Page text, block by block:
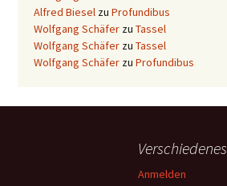
Alfred Biesel zu Profundibus
Wolfgang Schäfer zu Tassel
Wolfgang Schäfer zu Tassel
Wolfgang Schäfer zu Profundibus
Verschiedenes
Anmelden